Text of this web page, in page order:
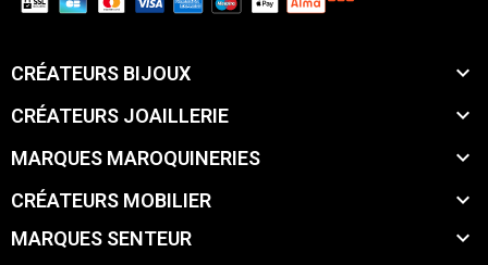
CRÉATEURS BIJOUX 
CRÉATEURS JOAILLERIE 
MARQUES MAROQUINERIES 
CRÉATEURS MOBILIER 
MARQUES SENTEUR 